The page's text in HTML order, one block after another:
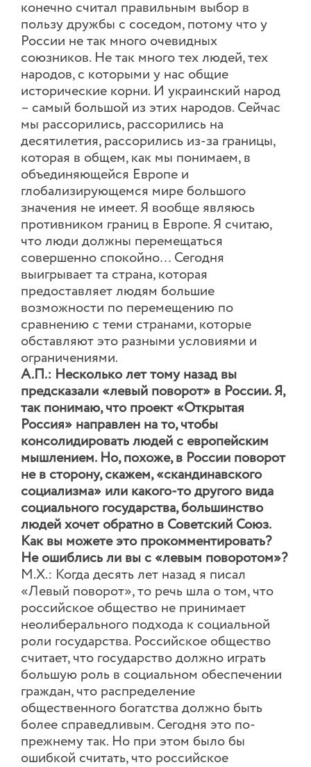
конечно считал правильным выбор в
пользу дружбы с соседом, потому что у
России не так много очевидных
союзников. Не так много тех людей, тех
народов, с которыми у нас общие
исторические корни. И украинский народ
– самый большой из этих народов. Сейчас
мы рассорились, рассорились на
десятилетия, рассорились из-за границы,
которая в общем, как мы понимаем, в
объединяющейся Европе и
глобализирующемся мире большого
значения не имеет. Я вообще являюсь
противником границ в Европе. Я считаю,
что люди должны перемещаться
совершенно спокойно… Сегодня
выигрывает та страна, которая
предоставляет людям большие
возможности по перемещению по
сравнению с теми странами, которые
обставляют это разными условиями и
ограничениями.
А.П.: Несколько лет тому назад вы
предсказали «левый поворот» в России. Я,
так понимаю, что проект «Открытая
Россия» направлен на то, чтобы
консолидировать людей с европейским
мышлением. Но, похоже, в России поворот
не в сторону, скажем, «скандинавского
социализма» или какого-то другого вида
социального государства, большинство
людей хочет обратно в Советский Союз.
Как вы можете это прокомментировать?
Не ошиблись ли вы с «левым поворотом»?
М.Х.: Когда десять лет назад я писал
«Левый поворот», то речь шла о том, что
российское общество не принимает
неолиберального подхода к социальной
роли государства. Российское общество
считает, что государство должно играть
большую роль в социальном обеспечении
граждан, что распределение
общественного богатства должно быть
более справедливым. Сегодня это по-
прежнему так. Но при этом было бы
ошибкой считать, что российское